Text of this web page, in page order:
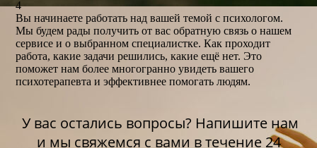
4
Вы начинаете работать над вашей темой с психологом.
Мы будем рады получить от вас обратную связь о нашем
сервисе и о выбранном специалистке. Как проходит
работа, какие задачи решились, какие ещё нет. Это
поможет нам более многогранно увидеть вашего
психотерапевта и эффективнее помогать людям.
У вас остались вопросы? Напишите нам
и мы свяжемся с вами в течение 24